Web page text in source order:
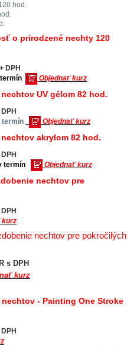
hod.
o prirodzené nechty 120
DPH
Objednať kurz
UV gélom 82 hod.
termín Objednať kurz
akrylom 82 hod.
termín Objednať kurz
nechtov pre
kurz
nechtov pre pokročilých
s DPH
kurz
- Painting One Stroke